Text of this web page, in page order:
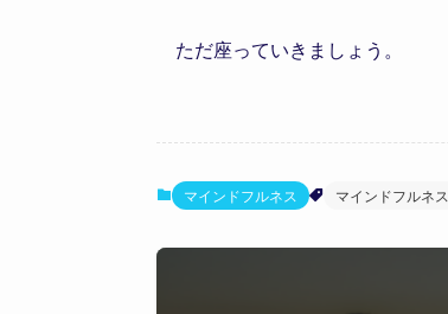
ただ座っていきましょう。
マインドフルネス マインドフルネス